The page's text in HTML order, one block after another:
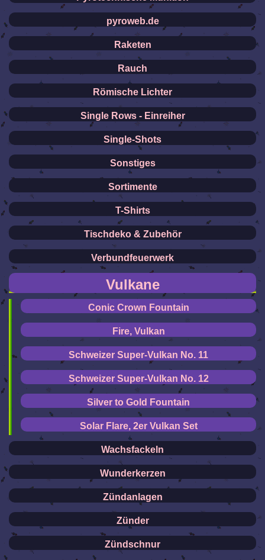
pyroweb.de
Raketen
Rauch
Römische Lichter
Single Rows - Einreiher
Single-Shots
Sonstiges
Sortimente
T-Shirts
Tischdeko & Zubehör
Verbundfeuerwerk
Vulkane
Conic Crown Fountain
Fire, Vulkan
Schweizer Super-Vulkan No. 11
Schweizer Super-Vulkan No. 12
Silver to Gold Fountain
Solar Flare, 2er Vulkan Set
Wachsfackeln
Wunderkerzen
Zündanlagen
Zünder
Zündschnur